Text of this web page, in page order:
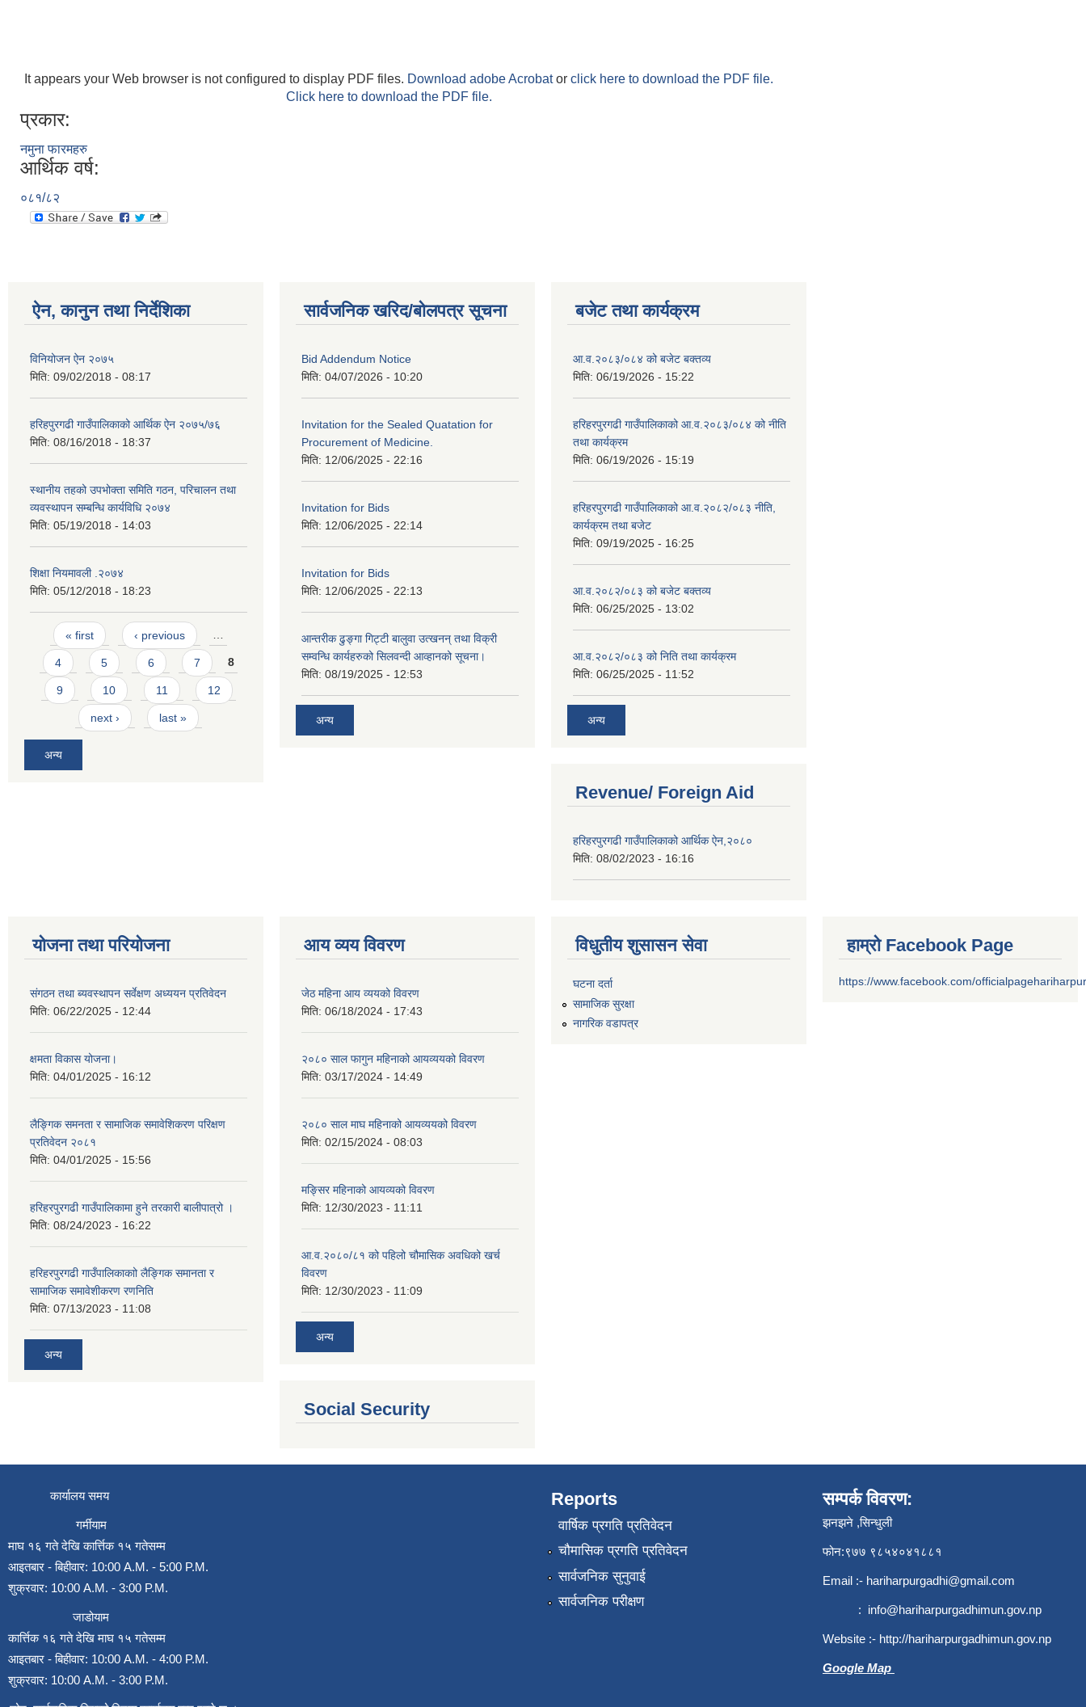
It appears your Web browser is not configured to display PDF files. Download adobe Acrobator click here to download the PDF file.
Click here to download the PDF file.
प्रकार:
नमुना फारमहरु
आर्थिक वर्ष:
०८१/८२
ऐन, कानुन तथा निर्देशिका
विनियोजन ऐन २०७५
मिति: 09/02/2018 - 08:17
हरिहपुरगढी गाउँपालिकाको आर्थिक ऐन २०७५/७६
मिति: 08/16/2018 - 18:37
स्थानीय तहको उपभोक्ता समिति गठन, परिचालन तथा
व्यवस्थापन सम्बन्धि कार्यविधि २०७४
मिति: 05/19/2018 - 14:03
शिक्षा नियमावली .२०७४
मिति: 05/12/2018 - 18:23
Pages
« first ‹ previous …
4 5 6 7 8
9 10 11 12
next › last »
अन्य
सार्वजनिक खरिद/बोलपत्र सूचना
Bid Addendum Notice
मिति: 04/07/2026 - 10:20
Invitation for the Sealed Quatation for
Procurement of Medicine.
मिति: 12/06/2025 - 22:16
Invitation for Bids
मिति: 12/06/2025 - 22:14
Invitation for Bids
मिति: 12/06/2025 - 22:13
आन्तरीक ढुङ्गा गिट्टी बालुवा उत्खनन् तथा विक्री
सम्वन्धि कार्यहरुको सिलवन्दी आव्हानको सूचना।
मिति: 08/19/2025 - 12:53
अन्य
बजेट तथा कार्यक्रम
आ.व.२०८३/०८४ को बजेट बक्तव्य
मिति: 06/19/2026 - 15:22
हरिहरपुरगढी गाउँपालिकाको आ.व.२०८३/०८४ को नीति
तथा कार्यक्रम
मिति: 06/19/2026 - 15:19
हरिहरपुरगढी गाउँपालिकाको आ.व.२०८२/०८३ नीति,
कार्यक्रम तथा बजेट
मिति: 09/19/2025 - 16:25
आ.व.२०८२/०८३ को बजेट बक्तव्य
मिति: 06/25/2025 - 13:02
आ.व.२०८२/०८३ को निति तथा कार्यक्रम
मिति: 06/25/2025 - 11:52
अन्य
Revenue/ Foreign Aid
हरिहरपुरगढी गाउँपालिकाको आर्थिक ऐन,२०८०
मिति: 08/02/2023 - 16:16
योजना तथा परियोजना
संगठन तथा ब्यवस्थापन सर्वेक्षण अध्ययन प्रतिवेदन
मिति: 06/22/2025 - 12:44
क्षमता विकास योजना।
मिति: 04/01/2025 - 16:12
लैङ्गिक समनता र सामाजिक समावेशिकरण परिक्षण
प्रतिवेदन २०८१
मिति: 04/01/2025 - 15:56
हरिहरपुरगढी गाउँपालिकामा हुने तरकारी बालीपात्रो ।
मिति: 08/24/2023 - 16:22
हरिहरपुरगढी गाउँपालिकाकाो लैङ्गिक समानता र
सामाजिक समावेशीकरण रणनिति
मिति: 07/13/2023 - 11:08
अन्य
आय व्यय विवरण
जेठ महिना आय व्ययको विवरण
मिति: 06/18/2024 - 17:43
२०८० साल फागुन महिनाको आयव्ययको विवरण
मिति: 03/17/2024 - 14:49
२०८० साल माघ महिनाको आयव्ययको विवरण
मिति: 02/15/2024 - 08:03
मङ्सिर महिनाको आयव्यको विवरण
मिति: 12/30/2023 - 11:11
आ.व.२०८०/८१ को पहिलो चौमासिक अवधिको खर्च
विवरण
मिति: 12/30/2023 - 11:09
अन्य
Social Security
विधुतीय शुसासन सेवा
घटना दर्ता
सामाजिक सुरक्षा
नागरिक वडापत्र
हाम्रो Facebook Page
https://www.facebook.com/
कार्यालय समय
गर्मीयाम
माघ १६ गते देखि कार्त्तिक १५ गतेसम्म
आइतबार - बिहीवार: 10:00 A.M. - 5:00 P.M.
शुक्रवार: 10:00 A.M. - 3:00 P.M.
जाडोयाम
कार्त्तिक १६ गते देखि माघ १५ गतेसम्म
आइतबार - बिहीवार: 10:00 A.M. - 4:00 P.M.
शुक्रवार: 10:00 A.M. - 3:00 P.M.
Reports
वार्षिक प्रगति प्रतिवेदन
चौमासिक प्रगति प्रतिवेदन
सार्वजनिक सुनुवाई
सार्वजनिक परीक्षण
सम्पर्क विवरण:
झनझने ,सिन्धुली
फोन:९७७ ९८५४०४१८८१
Email :- hariharpurgadhi@gmail.com
: info@hariharpurgadhimun.gov.np
Website :- http://hariharpurgadhimun.gov.np
Google Map